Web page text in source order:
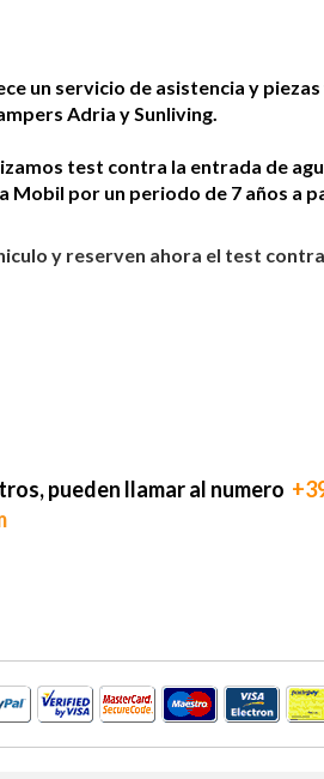
un servicio de asistencia y
Adria y Sunliving.
test contra la entrada de
Mobil por un periodo de 7 años a
y reserven ahora el test
pueden llamar al numero